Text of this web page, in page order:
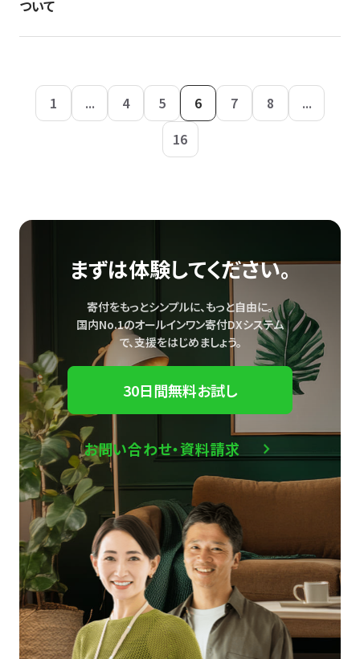
ついて
1 ... 4 5 6 7 8
...
16
まずは体験してください。
寄付をもっとシンプルに、もっと自由に。
国内No.1のオールインワン寄付DXシステム
で、支援をはじめましょう。
30日間無料お試し
お問い合わせ・資料請求